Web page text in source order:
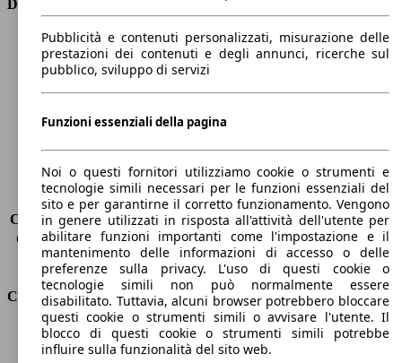
Dimensioni
Lunghezza
4330 mm
Altezza
1480 mm
Larghezza
Peso massimo
1815 kg
Sedili
5
Carico sul tetto
-
Capacità di traino (senza freni) -
Capacità di traino (con freni)
390 kg
Volume del bagagliaio
360 - 1200 l
Consumi
Emissioni di CO2*
82 g/km (komb.)
Consumo (urbano)
3.5 l/100km
Pubblicità e contenuti personalizzati, misurazione delle
prestazioni dei contenuti e degli annunci, ricerche sul
pubblico, sviluppo di servizi
Funzioni essenziali della pagina
Noi o questi fornitori utilizziamo cookie o strumenti e
tecnologie simili necessari per le funzioni essenziali del
sito e per garantirne il corretto funzionamento. Vengono
in genere utilizzati in risposta all'attività dell'utente per
abilitare funzioni importanti come l'impostazione e il
mantenimento delle informazioni di accesso o delle
preferenze sulla privacy. L'uso di questi cookie o
tecnologie simili non può normalmente essere
disabilitato. Tuttavia, alcuni browser potrebbero bloccare
questi cookie o strumenti simili o avvisare l'utente. Il
blocco di questi cookie o strumenti simili potrebbe
influire sulla funzionalità del sito web.